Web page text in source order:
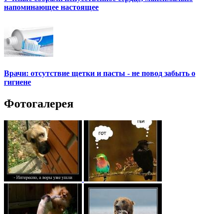
напоминающее настоящее
Врачи: отсутствие щетки и пасты - не повод забыть о
гигиене
Фотогалерея